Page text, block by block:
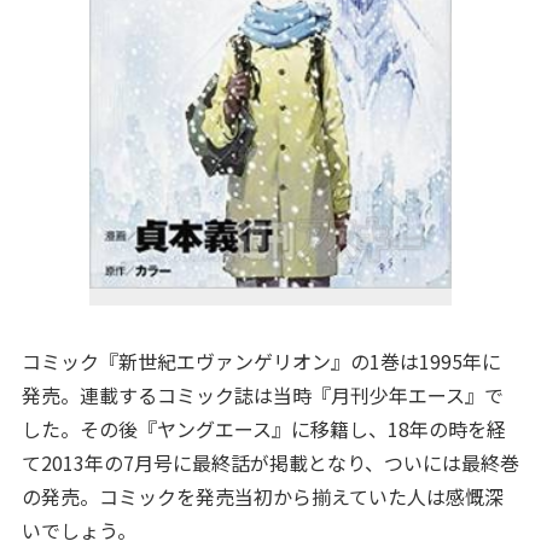
コミック『新世紀エヴァンゲリオン』の1巻は1995年に
発売。連載するコミック誌は当時『月刊少年エース』で
した。その後『ヤングエース』に移籍し、18年の時を経
て2013年の7月号に最終話が掲載となり、ついには最終巻
の発売。コミックを発売当初から揃えていた人は感慨深
いでしょう。